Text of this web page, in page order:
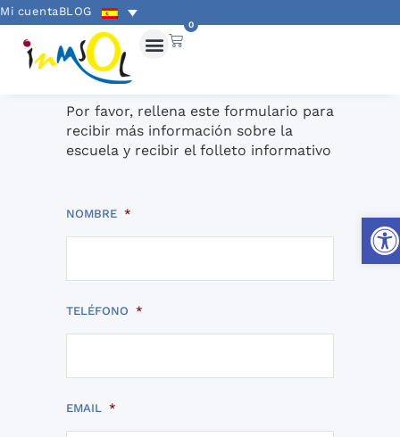
Mi cuentaBLOG
0
Por favor, rellena este formulario para
recibir más información sobre la
escuela y recibir el folleto informativo
NOMBRE *
TELÉFONO *
EMAIL *